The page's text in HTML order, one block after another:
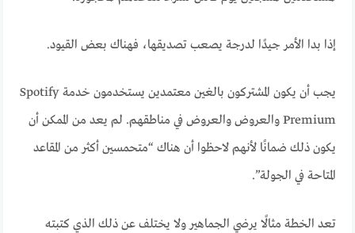
إذا بدا الأمر جيدًا لدرجة يصعب تصديقها، فهناك بعض القيود.
يجب أن يكون المشتركون بالغين معتمدين يستخدمون خدمة Spotify
Premium والعروض والعروض في مناطقهم. لم يعد من الممكن أن
يكون ذلك ضمانًا لأنهم لاحظوا أن هناك “متحمسين أكثر من المقاعد
المتاحة في الجولة”.
تعد الخطة مثالًا يرضي الجماهير ولا يختلف عن ذلك الذي كتبته